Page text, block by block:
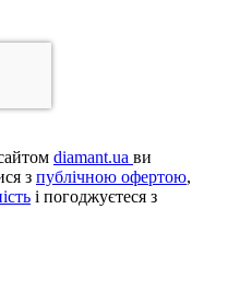
diamant.ua ви
з публічною офертою,
і погоджуєтеся з